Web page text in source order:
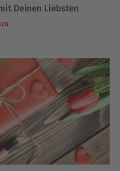
Deinen Liebsten